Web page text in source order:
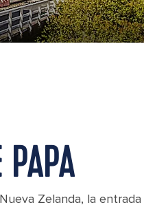
PAPA
Zelanda, la entrada